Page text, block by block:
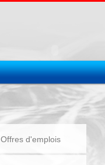
Offres d'emplois